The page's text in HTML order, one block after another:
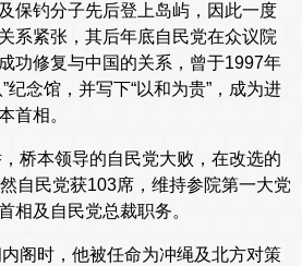
保钓分子先后登上岛屿，因此一度
系紧张，其后年底自民党在众议院
功修复与中国的关系，曾于1997年
纪念馆，并写下“以和为贵”，成为进
首相。
桥本领导的自民党大败，在改选的
自民党获103席，维持参院第一大党
相及自民党总裁职务。
阁时，他被任命为冲绳及北方对策